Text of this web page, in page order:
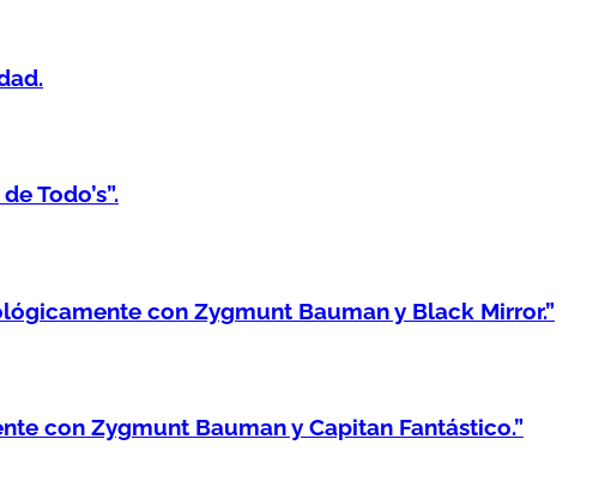
Todo’s”.
con Zygmunt Bauman y Black Mirror.”
con Zygmunt Bauman y Capitan Fantástico.”